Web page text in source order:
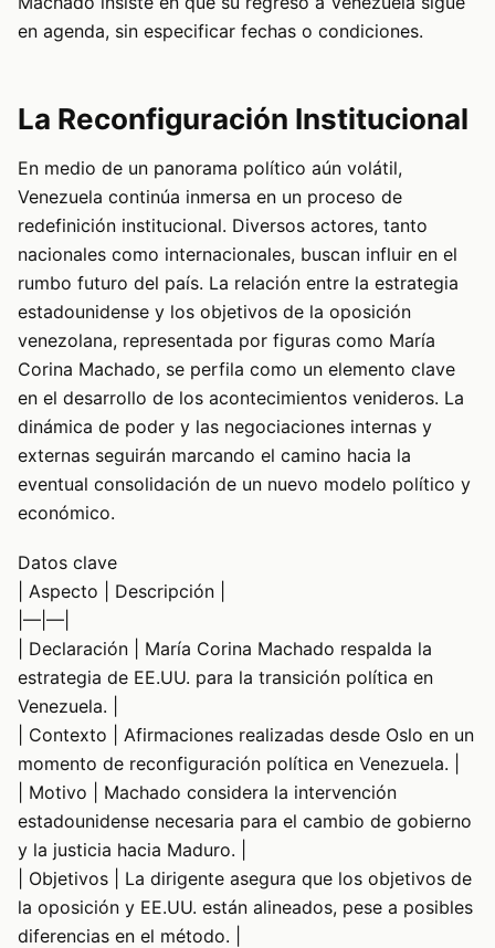
en agenda, sin especificar fechas o condiciones.
La Reconfiguración Institucional
En medio de un panorama político aún volátil,
Venezuela continúa inmersa en un proceso de
redefinición institucional. Diversos actores, tanto
nacionales como internacionales, buscan influir en el
rumbo futuro del país. La relación entre la estrategia
estadounidense y los objetivos de la oposición
venezolana, representada por figuras como María
Corina Machado, se perfila como un elemento clave
en el desarrollo de los acontecimientos venideros. La
dinámica de poder y las negociaciones internas y
externas seguirán marcando el camino hacia la
eventual consolidación de un nuevo modelo político y
económico.
Datos clave
| Aspecto | Descripción |
|—|—|
| Declaración | María Corina Machado respalda la
estrategia de EE.UU. para la transición política en
Venezuela. |
| Contexto | Afirmaciones realizadas desde Oslo en un
momento de reconfiguración política en Venezuela. |
| Motivo | Machado considera la intervención
estadounidense necesaria para el cambio de gobierno
y la justicia hacia Maduro. |
| Objetivos | La dirigente asegura que los objetivos de
la oposición y EE.UU. están alineados, pese a posibles
diferencias en el método. |